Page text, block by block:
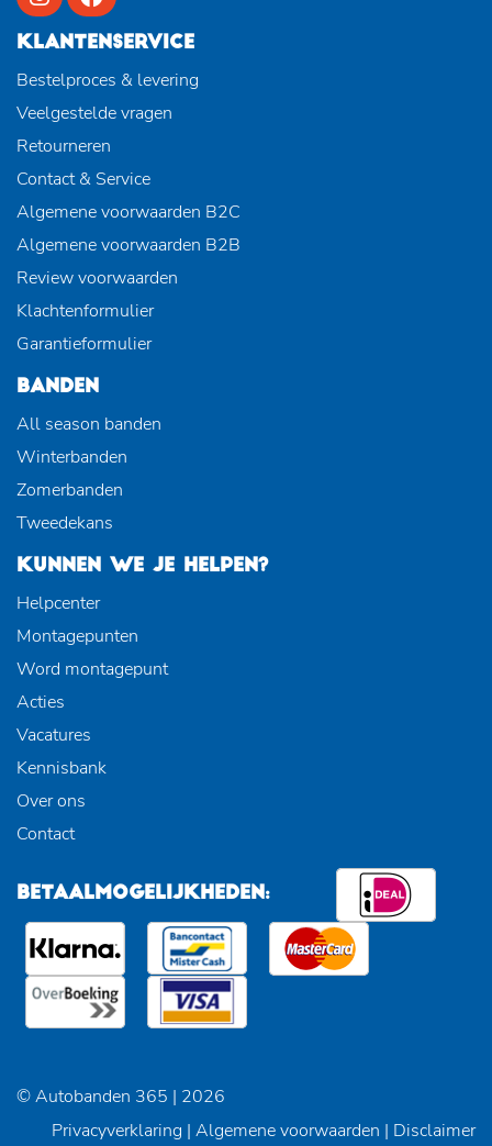
KLANTENSERVICE
Bestelproces & levering
Veelgestelde vragen
Retourneren
Contact & Service
Algemene voorwaarden B2C
Algemene voorwaarden B2B
Review voorwaarden
Klachtenformulier
Garantieformulier
BANDEN
All season banden
Winterbanden
Zomerbanden
Tweedekans
KUNNEN WE JE HELPEN?
Helpcenter
Montagepunten
Word montagepunt
Acties
Vacatures
Kennisbank
Over ons
Contact
BETAALMOGELIJKHEDEN:
© Autobanden 365 | 2026
Privacyverklaring | Algemene voorwaarden | Disclaimer